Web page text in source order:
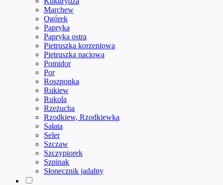
Marchew
Ogórek
Papryka
Papryka ostra
Pietruszka korzeniowa
Pietruszka naciowa
Pomidor
Por
Roszponka
Rukiew
Rukola
Rzeżucha
Rzodkiew, Rzodkiewka
Sałata
Seler
Szczaw
Szczypiorek
Szpinak
Słonecznik jadalny